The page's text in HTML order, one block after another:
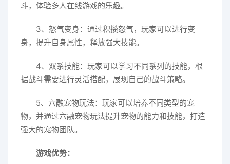
斗，体验多人在线游戏的乐趣。
3、怒气变身：通过积攒怒气，玩家可以进行变
身，提升自身属性，释放强大技能。
4、双系技能：玩家可以学习不同系列的技能，根
据战斗需要进行灵活搭配，展现自己的战斗策略。
5、六融宠物玩法：玩家可以培养不同类型的宠
物，并通过六融宠物玩法提升宠物的能力和技能，打造
强大的宠物团队。
游戏优势：